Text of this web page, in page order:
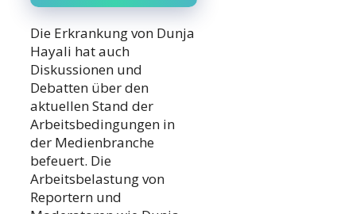
Die Erkrankung von Dunja
Hayali hat auch
Diskussionen und
Debatten über den
aktuellen Stand der
Arbeitsbedingungen in
der Medienbranche
befeuert. Die
Arbeitsbelastung von
Reportern und